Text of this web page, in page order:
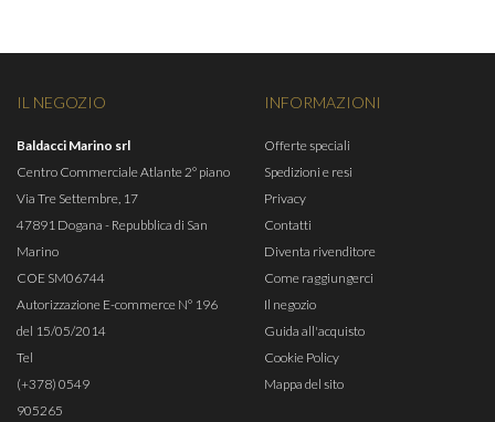
IL NEGOZIO
Baldacci Marino srl
Centro Commerciale Atlante 2° piano
Via Tre Settembre, 17
47891 Dogana - Repubblica di San
Marino
COE SM06744
Autorizzazione E-commerce N° 196
del 15/05/2014
Tel
(+378) 0549
905265
INFORMAZIONI
Offerte speciali
Spedizioni e resi
Privacy
Contatti
Diventa rivenditore
Come raggiungerci
Il negozio
Guida all'acquisto
Cookie Policy
Mappa del sito